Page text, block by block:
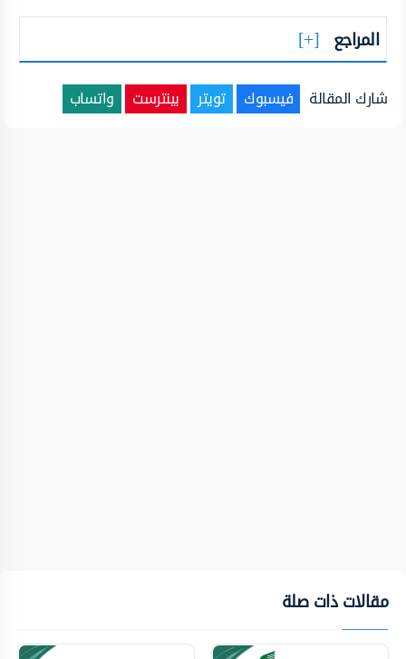
المراجع
شارك المقالة فيسبوك تويتر بينترست واتساب
مقالات ذات صلة